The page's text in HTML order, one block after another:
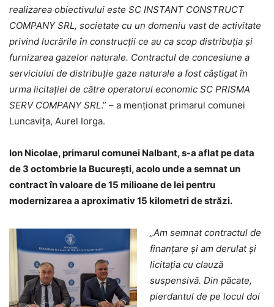
realizarea obiectivului este SC INSTANT CONSTRUCT
COMPANY SRL, societate cu un domeniu vast de activitate
privind lucrările în construcții ce au ca scop distribuția și
furnizarea gazelor naturale. Contractul de concesiune a
serviciului de distribuție gaze naturale a fost câștigat în
urma licitației de către operatorul economic SC PRISMA
SERV COMPANY SRL.” – a menționat primarul comunei
Luncavița, Aurel Iorga.
Ion Nicolae, primarul comunei Nalbant, s-a aflat pe data
de 3 octombrie la București, acolo unde a semnat un
contract în valoare de 15 milioane de lei pentru
modernizarea a aproximativ 15 kilometri de străzi.
„Am semnat contractul de
finanțare și am derulat și
licitația cu clauză
suspensivă. Din păcate,
pierdantul de pe locul doi